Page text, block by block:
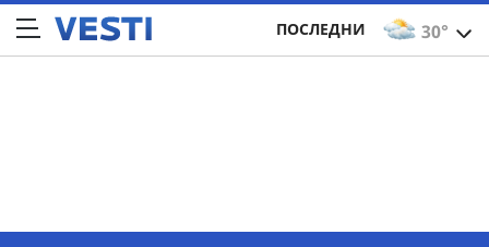
30°
ПОСЛЕДНИ